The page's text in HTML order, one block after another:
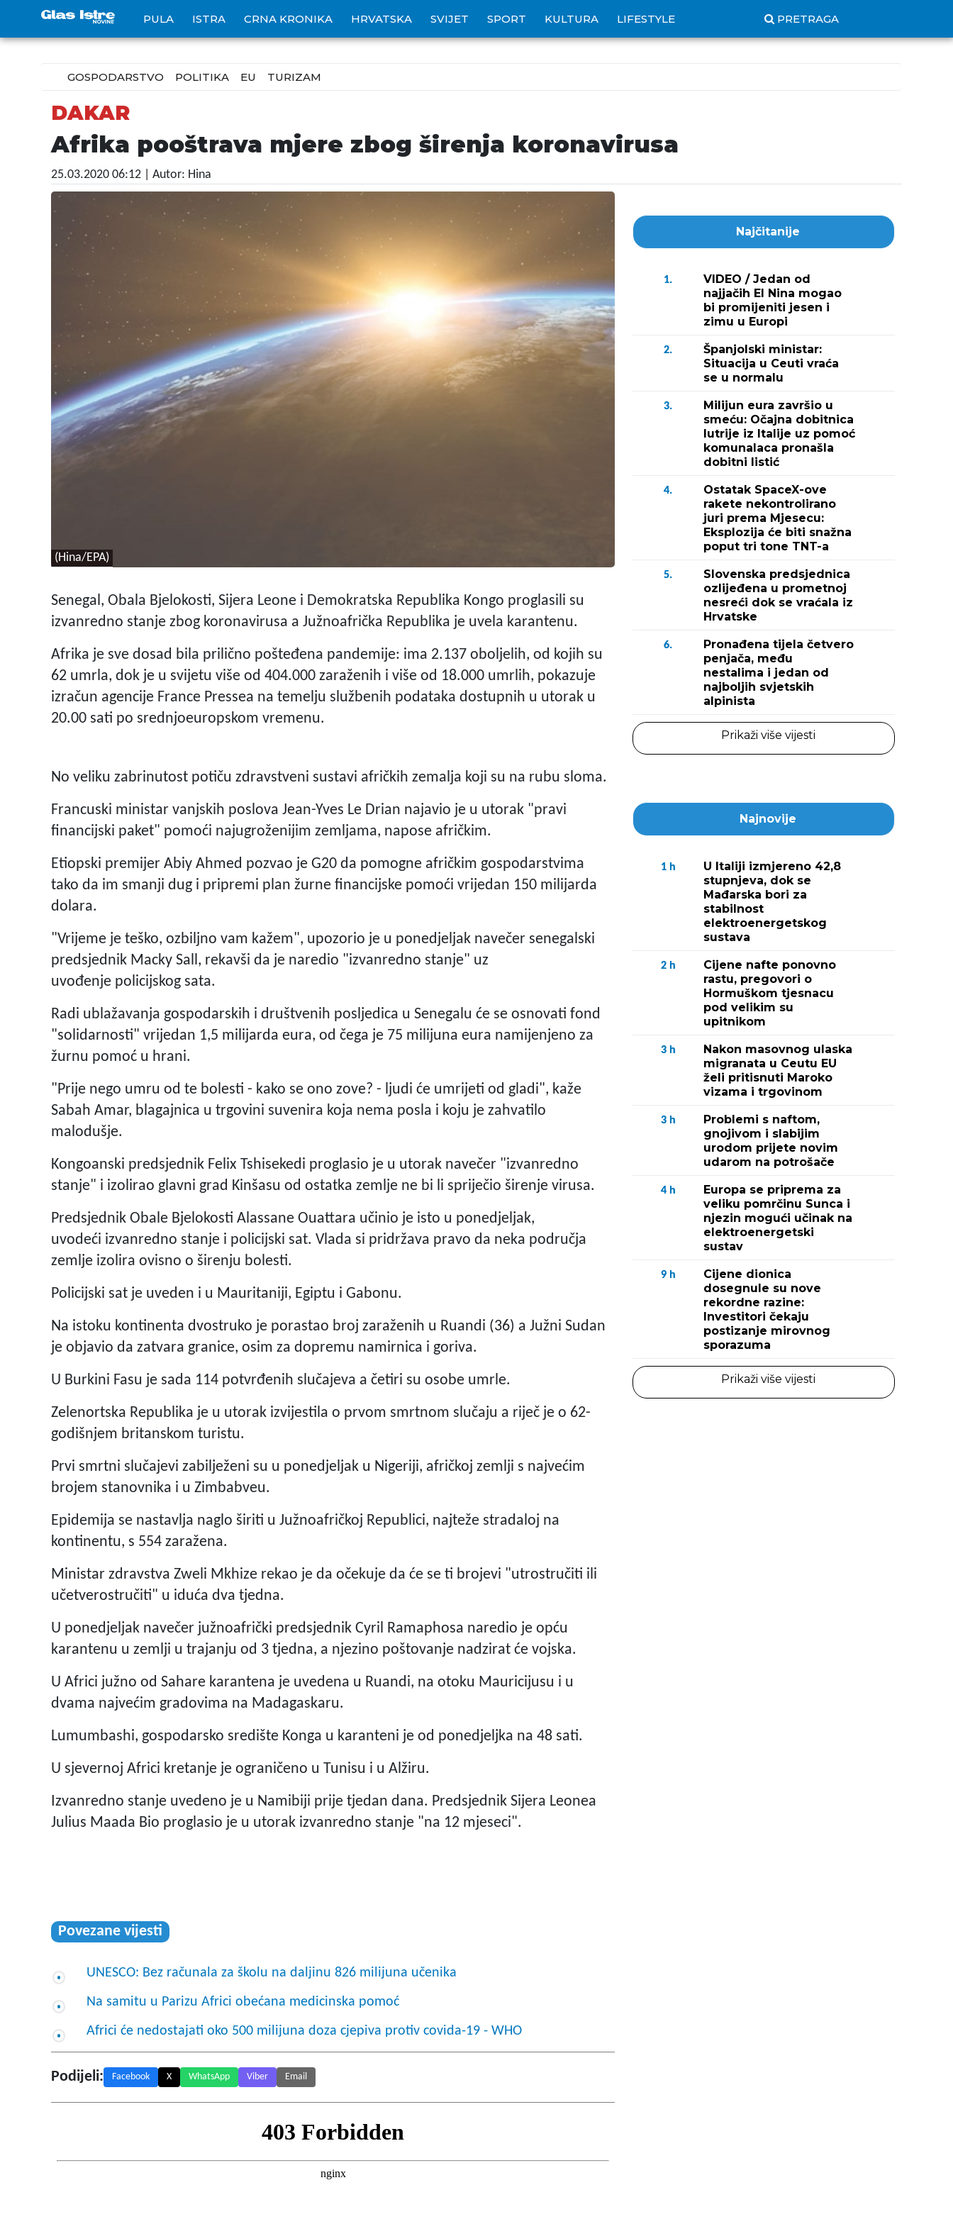
PULA ISTRA CRNA KRONIKA HRVATSKA SVIJET SPORT KULTURA LIFESTYLE PRETRAGA
GOSPODARSTVO POLITIKA EU TURIZAM
DAKAR
Afrika pooštrava mjere zbog širenja koronavirusa
25.03.2020 06:12 | Autor: Hina
(Hina/EPA)
Senegal, Obala Bjelokosti, Sijera Leone i Demokratska Republika Kongo proglasili su
izvanredno stanje zbog koronavirusa a Južnoafrička Republika je uvela karantenu.
Afrika je sve dosad bila prilično pošteđena pandemije: ima 2.137 oboljelih, od kojih su
62 umrla, dok je u svijetu više od 404.000 zaraženih i više od 18.000 umrlih, pokazuje
izračun agencije France Pressea na temelju službenih podataka dostupnih u utorak u
20.00 sati po srednjoeuropskom vremenu.
No veliku zabrinutost potiču zdravstveni sustavi afričkih zemalja koji su na rubu sloma.
Francuski ministar vanjskih poslova Jean-Yves Le Drian najavio je u utorak "pravi
financijski paket" pomoći najugroženijim zemljama, napose afričkim.
Etiopski premijer Abiy Ahmed pozvao je G20 da pomogne afričkim gospodarstvima
tako da im smanji dug i pripremi plan žurne financijske pomoći vrijedan 150 milijarda
dolara.
"Vrijeme je teško, ozbiljno vam kažem", upozorio je u ponedjeljak navečer senegalski
predsjednik Macky Sall, rekavši da je naredio "izvanredno stanje" uz
uvođenje policijskog sata.
Radi ublažavanja gospodarskih i društvenih posljedica u Senegalu će se osnovati fond
"solidarnosti" vrijedan 1,5 milijarda eura, od čega je 75 milijuna eura namijenjeno za
žurnu pomoć u hrani.
"Prije nego umru od te bolesti - kako se ono zove? - ljudi će umrijeti od gladi", kaže
Sabah Amar, blagajnica u trgovini suvenira koja nema posla i koju je zahvatilo
malodušje.
Kongoanski predsjednik Felix Tshisekedi proglasio je u utorak navečer "izvanredno
stanje" i izolirao glavni grad Kinšasu od ostatka zemlje ne bi li spriječio širenje virusa.
Predsjednik Obale Bjelokosti Alassane Ouattara učinio je isto u ponedjeljak,
uvodeći izvanredno stanje i policijski sat. Vlada si pridržava pravo da neka područja
zemlje izolira ovisno o širenju bolesti.
Policijski sat je uveden i u Mauritaniji, Egiptu i Gabonu.
Na istoku kontinenta dvostruko je porastao broj zaraženih u Ruandi (36) a Južni Sudan
je objavio da zatvara granice, osim za dopremu namirnica i goriva.
U Burkini Fasu je sada 114 potvrđenih slučajeva a četiri su osobe umrle.
Zelenortska Republika je u utorak izvijestila o prvom smrtnom slučaju a riječ je o 62-
godišnjem britanskom turistu.
Prvi smrtni slučajevi zabilježeni su u ponedjeljak u Nigeriji, afričkoj zemlji s najvećim
brojem stanovnika i u Zimbabveu.
Epidemija se nastavlja naglo širiti u Južnoafričkoj Republici, najteže stradaloj na
kontinentu, s 554 zaražena.
Ministar zdravstva Zweli Mkhize rekao je da očekuje da će se ti brojevi "utrostručiti ili
učetverostručiti" u iduća dva tjedna.
U ponedjeljak navečer južnoafrički predsjednik Cyril Ramaphosa naredio je opću
karantenu u zemlji u trajanju od 3 tjedna, a njezino poštovanje nadzirat će vojska.
U Africi južno od Sahare karantena je uvedena u Ruandi, na otoku Mauricijusu i u
dvama najvećim gradovima na Madagaskaru.
Lumumbashi, gospodarsko središte Konga u karanteni je od ponedjeljka na 48 sati.
U sjevernoj Africi kretanje je ograničeno u Tunisu i u Alžiru.
Izvanredno stanje uvedeno je u Namibiji prije tjedan dana. Predsjednik Sijera Leonea
Julius Maada Bio proglasio je u utorak izvanredno stanje "na 12 mjeseci".
Povezane vijesti
UNESCO: Bez računala za školu na daljinu 826 milijuna učenika
Na samitu u Parizu Africi obećana medicinska pomoć
Africi će nedostajati oko 500 milijuna doza cjepiva protiv covida-19 - WHO
Podijeli: Facebook X WhatsApp Viber Email
Najčitanije
1.
VIDEO / Jedan od
najjačih El Nina mogao
bi promijeniti jesen i
zimu u Europi
2.
Španjolski ministar:
Situacija u Ceuti vraća
se u normalu
3.
Milijun eura završio u
smeću: Očajna dobitnica
lutrije iz Italije uz pomoć
komunalaca pronašla
dobitni listić
4.
Ostatak SpaceX-ove
rakete nekontrolirano
juri prema Mjesecu:
Eksplozija će biti snažna
poput tri tone TNT-a
5.
Slovenska predsjednica
ozlijeđena u prometnoj
nesreći dok se vraćala iz
Hrvatske
6.
Pronađena tijela četvero
penjača, među
nestalima i jedan od
najboljih svjetskih
alpinista
Prikaži više vijesti
Najnovije
1 h
U Italiji izmjereno 42,8
stupnjeva, dok se
Mađarska bori za
stabilnost
elektroenergetskog
sustava
2 h
Cijene nafte ponovno
rastu, pregovori o
Hormuškom tjesnacu
pod velikim su
upitnikom
3 h
Nakon masovnog ulaska
migranata u Ceutu EU
želi pritisnuti Maroko
vizama i trgovinom
3 h
Problemi s naftom,
gnojivom i slabijim
urodom prijete novim
udarom na potrošače
4 h
Europa se priprema za
veliku pomrčinu Sunca i
njezin mogući učinak na
elektroenergetski
sustav
9 h
Cijene dionica
dosegnule su nove
rekordne razine:
Investitori čekaju
postizanje mirovnog
sporazuma
Prikaži više vijesti